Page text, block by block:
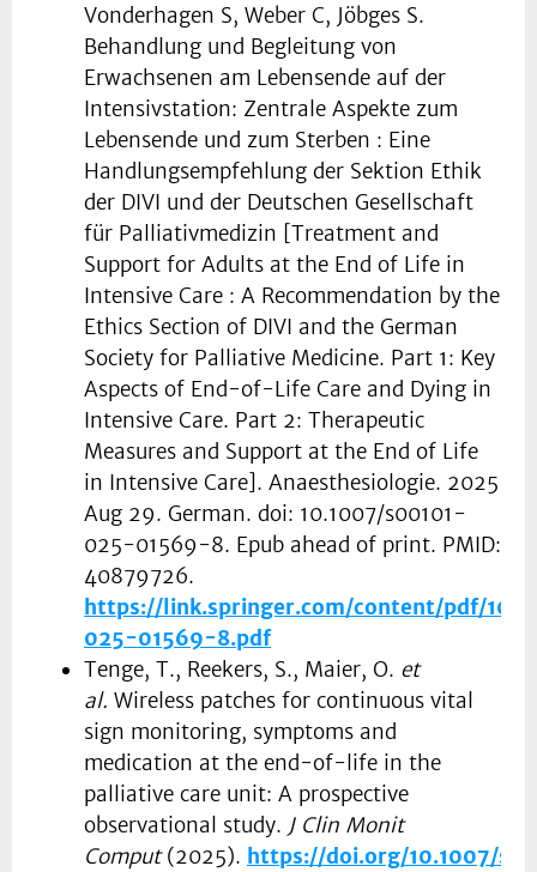
Vonderhagen S, Weber C, Jöbges S.
Behandlung und Begleitung von
Erwachsenen am Lebensende auf der
Intensivstation: Zentrale Aspekte zum
Lebensende und zum Sterben : Eine
Handlungsempfehlung der Sektion Ethik
der DIVI und der Deutschen Gesellschaft
für Palliativmedizin [Treatment and
Support for Adults at the End of Life in
Intensive Care : A Recommendation by the
Ethics Section of DIVI and the German
Society for Palliative Medicine. Part 1: Key
Aspects of End-of-Life Care and Dying in
Intensive Care. Part 2: Therapeutic
Measures and Support at the End of Life
in Intensive Care]. Anaesthesiologie. 2025
Aug 29. German. doi: 10.1007/s00101-
025-01569-8. Epub ahead of print. PMID:
40879726.
https://link.springer.com/content/pdf/
025-01569-8.pdf
Tenge, T., Reekers, S., Maier, O. et
al. Wireless patches for continuous vital
sign monitoring, symptoms and
medication at the end-of-life in the
palliative care unit: A prospective
observational study. J Clin Monit
Comput(2025). https://doi.org/10.1007/